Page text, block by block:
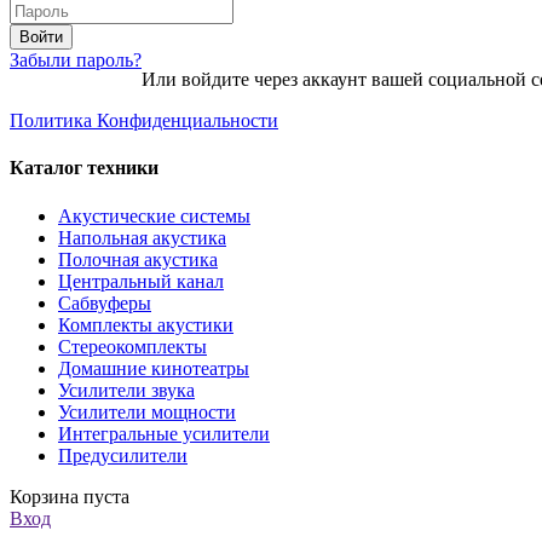
Войти
Забыли пароль?
Или войдите через аккаунт вашей социальной
Политика Конфиденциальности
Каталог техники
Акустические системы
Напольная акустика
Полочная акустика
Центральный канал
Сабвуферы
Комплекты акустики
Стереокомплекты
Домашние кинотеатры
Усилители звука
Усилители мощности
Интегральные усилители
Предусилители
Корзина пуста
Вход